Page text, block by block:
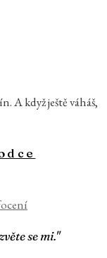
A když ještě váháš,
se mi."